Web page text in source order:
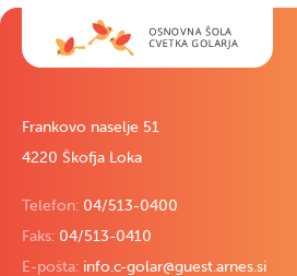
Frankovo naselje 51
4220 Škofja Loka
Telefon: 04/513-0400
Faks: 04/513-0410
E-pošta: info.c-golar@guest.arnes.si